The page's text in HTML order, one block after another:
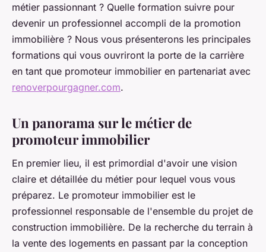
métier passionnant ? Quelle formation suivre pour
devenir un professionnel accompli de la promotion
immobilière ? Nous vous présenterons les principales
formations qui vous ouvriront la porte de la carrière
en tant que promoteur immobilier en partenariat avec
renoverpourgagner.com.
Un panorama sur le métier de
promoteur immobilier
En premier lieu, il est primordial d'avoir une vision
claire et détaillée du métier pour lequel vous vous
préparez. Le promoteur immobilier est le
professionnel responsable de l'ensemble du projet de
construction immobilière. De la recherche du terrain à
la vente des logements en passant par la conception